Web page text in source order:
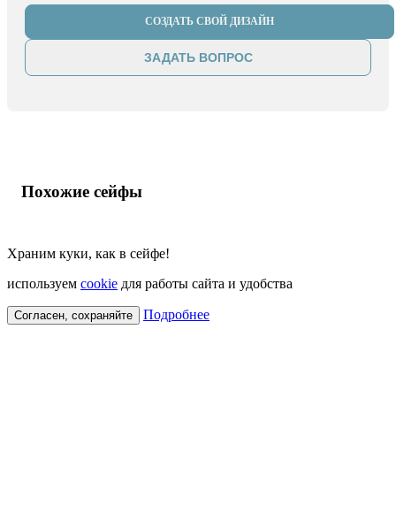
СОЗДАТЬ СВОЙ ДИЗАЙН
ЗАДАТЬ ВОПРОС
Похожие сейфы
Храним куки, как в сейфе!
используем cookie для работы сайта и удобства
Согласен, сохраняйте Подробнее